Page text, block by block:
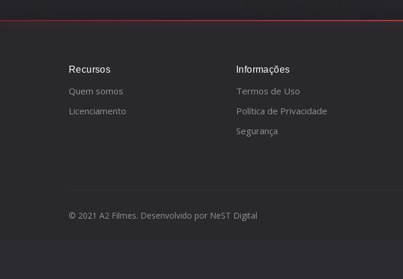
Recursos
Quem somos
Licenciamento
Informações
Termos de Uso
Política de Privacidade
Segurança
© 2021 A2 Filmes. Desenvolvido por NeST Digital